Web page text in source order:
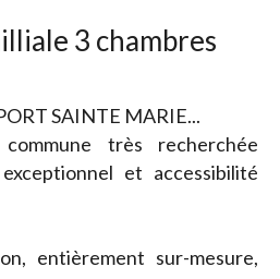
3 chambres
SAINTE MARIE...
commune très recherchée
et accessibilité
entièrement sur-mesure,